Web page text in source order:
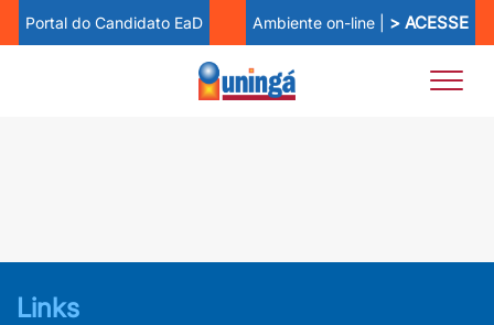
Portal do Candidato EaD Ambiente on-line | > ACESSE
Links